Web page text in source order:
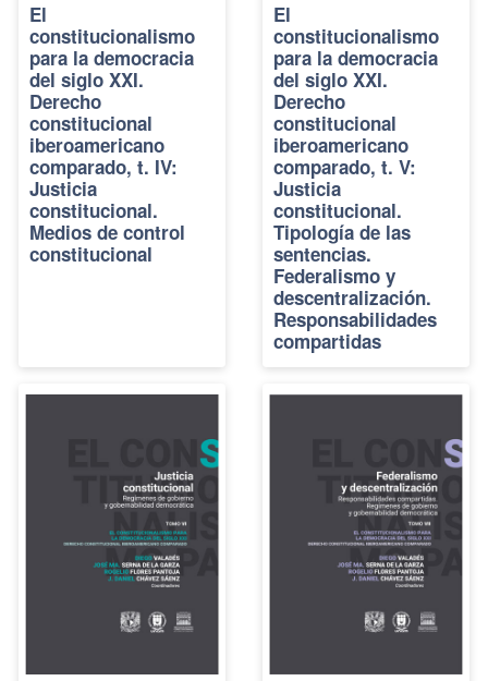
El
constitucionalismo
para la democracia
del siglo XXI.
Derecho
constitucional
iberoamericano
comparado, t. IV:
Justicia
constitucional.
Medios de control
constitucional
El
constitucionalismo
para la democracia
del siglo XXI.
Derecho
constitucional
iberoamericano
comparado, t. V:
Justicia
constitucional.
Tipología de las
sentencias.
Federalismo y
descentralización.
Responsabilidades
compartidas